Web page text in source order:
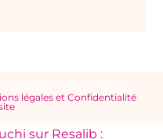
légales et Confidentialité-
sur Resalib :